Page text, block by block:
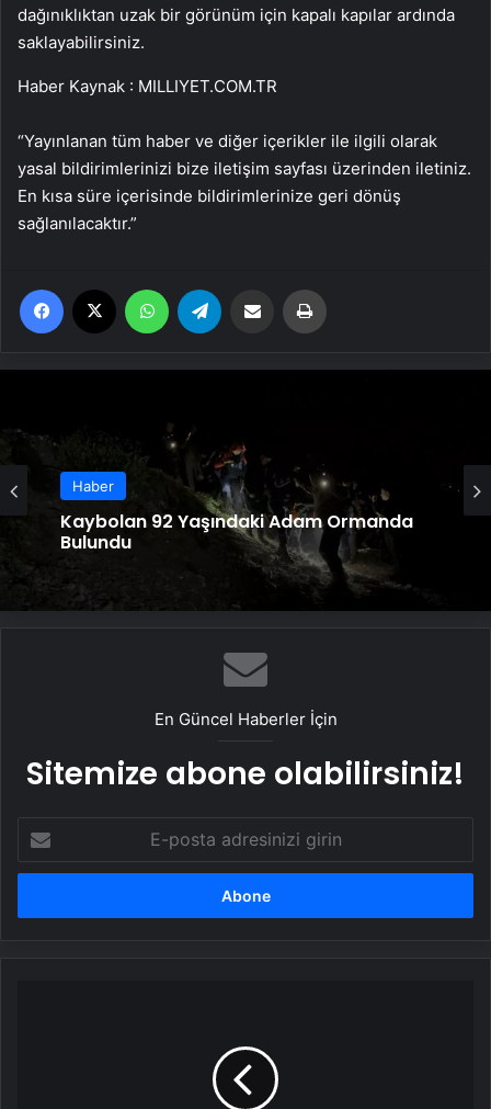
dağınıklıktan uzak bir görünüm için kapalı kapılar ardında
saklayabilirsiniz.
Haber Kaynak : MILLIYET.COM.TR
“Yayınlanan tüm haber ve diğer içerikler ile ilgili olarak
yasal bildirimlerinizi bize iletişim sayfası üzerinden iletiniz.
En kısa süre içerisinde bildirimlerinize geri dönüş
sağlanılacaktır.”
Facebook WhatsApp Email'den paylaş
Haber
Kaybolan 92 Yaşındaki Adam Ormanda
Bulundu
En Güncel Haberler İçin
Sitemize abone olabilirsiniz!
posta
adresinizi